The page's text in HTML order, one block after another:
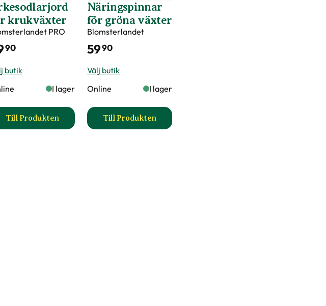
krukväxter
PRO
90
butik
I lager
Till Produkten
till Yrkesodlarjord för krukväxter produktsida
Näringspinnar
för gröna växter
Blomsterlandet
5990
Välj butik
Online
I lager
Till Produkten
till Näringspinnar för gröna växter produktsida